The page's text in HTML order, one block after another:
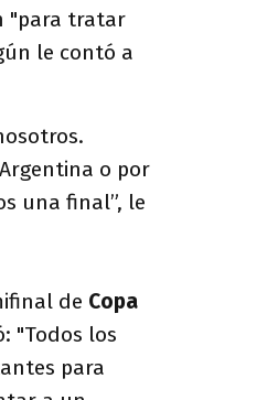
"para tratar
le contó a
o por
una final”, le
de Copa
"Todos los
para